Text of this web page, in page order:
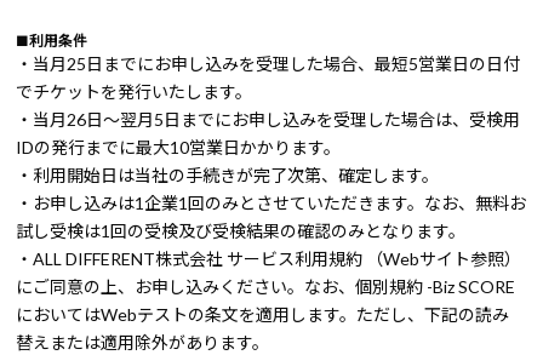
■利用条件
・当月25日までにお申し込みを受理した場合、最短5営業日の日付
でチケットを発行いたします。
・当月26日～翌月5日までにお申し込みを受理した場合は、受検用
IDの発行までに最大10営業日かかります。
・利用開始日は当社の手続きが完了次第、確定します。
・お申し込みは1企業1回のみとさせていただきます。なお、無料お
試し受検は1回の受検及び受検結果の確認のみとなります。
・ALL DIFFERENT株式会社 サービス利用規約 （Webサイト参照）
にご同意の上、お申し込みください。なお、個別規約 -Biz SCORE
においてはWebテストの条文を適用します。ただし、下記の読み
替えまたは適用除外があります。